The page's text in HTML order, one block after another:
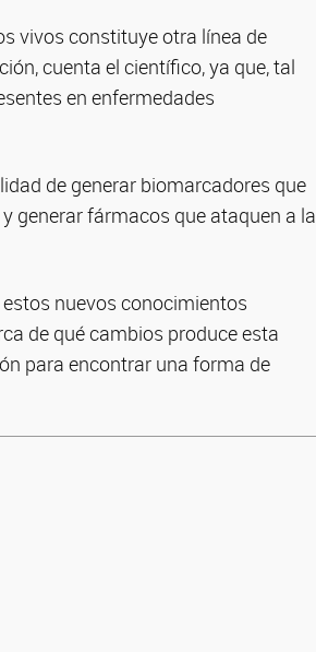
vivos constituye otra línea de
cuenta el científico, ya que, tal
en enfermedades
de generar biomarcadores que
generar fármacos que ataquen a la
nuevos conocimientos
de qué cambios produce esta
para encontrar una forma de